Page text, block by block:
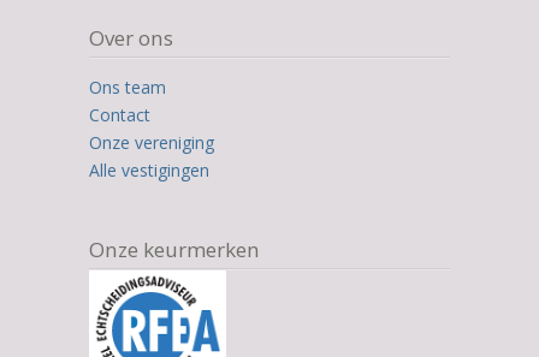
on
Over ons
Ons team
Contact
Onze vereniging
Alle vestigingen
Onze keurmerken